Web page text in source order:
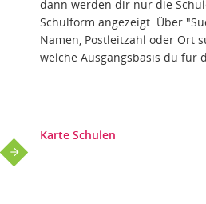
dann werden dir nur die
Schulform angezeigt. Über
Namen, Postleitzahl oder Ort
welche Ausgangsbasis du für
Karte Schulen